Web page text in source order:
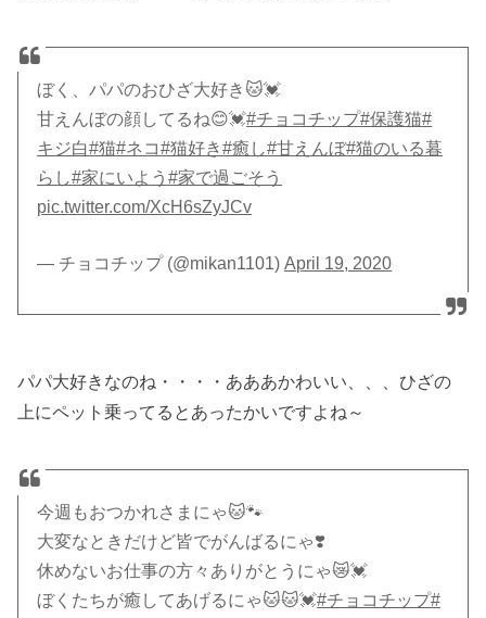
ぼく、パパのおひざ大好き🐱💓
甘えんぼの顔してるね😊💓#チョコチップ#保護猫#
キジ白#猫#ネコ#猫好き#癒し#甘えんぼ#猫のいる暮
らし#家にいよう#家で過ごそう
pic.twitter.com/XcH6sZyJCv
— チョコチップ (@mikan1101)April 19, 2020
パパ大好きなのね・・・・あああかわいい、、、ひざの
上にペット乗ってるとあったかいですよね～
今週もおつかれさまにゃ🐱🐾
大変なときだけど皆でがんばるにゃ❣️
休めないお仕事の方々ありがとうにゃ😿💓
ぼくたちが癒してあげるにゃ🐱🐱💓#チョコチップ#